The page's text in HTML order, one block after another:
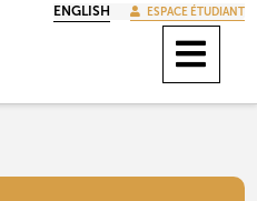
ENGLISH ESPACE ÉTUDIANT